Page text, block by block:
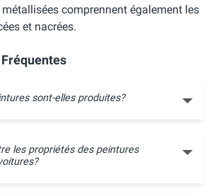
comprennent également les
et nacrées.
Fréquentes
sont-elles produites?
les propriétés des peintures